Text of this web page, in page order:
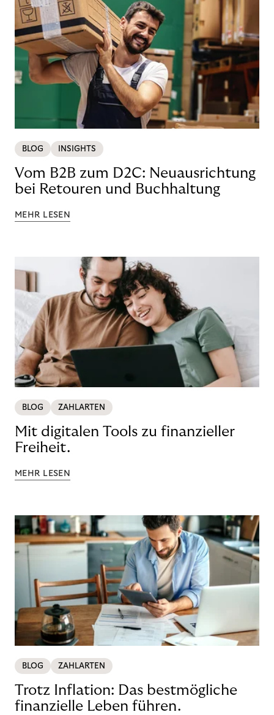
BLOG INSIGHTS
Vom B2B zum D2C: Neuausrichtung
bei Retouren und Buchhaltung
MEHR LESEN
BLOG ZAHLARTEN
Mit digitalen Tools zu finanzieller
Freiheit.
MEHR LESEN
BLOG ZAHLARTEN
Trotz Inflation: Das bestmögliche
finanzielle Leben führen.